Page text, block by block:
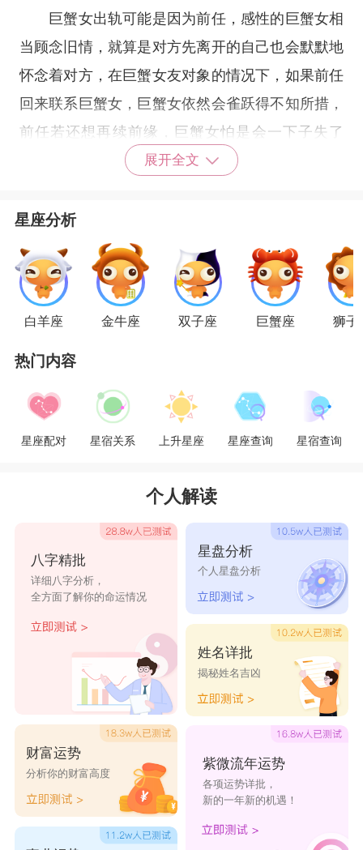
巨蟹女出轨可能是因为前任，感性的巨蟹女相
当顾念旧情，就算是对方先离开的自己也会默默地
怀念着对方，在巨蟹女友对象的情况下，如果前任
回来联系巨蟹女，巨蟹女依然会雀跃得不知所措，
前任若还想再续前缘，巨蟹女怕是会一下子失了
智，做出出轨的举动。
射手女对感情那是相当干脆直接，遇到喜欢的
人就去追，才不管那些条条框框，出轨对于射手女
来说并没有那么难，完全是凭着自己的感觉走的，
别人也没办法阻止得了射手女，也许如此随心所欲
才是射手。
星座乐原创文章，转载需注明出处
展开全文
星座分析
白羊座 金牛座 双子座 巨蟹座 狮子
热门内容
星座配对 星宿关系 上升星座 星座查询 星宿查询
个人解读
八字精批
详细八字分析，
全方面了解你的命运情况
财富运势
分析你的财富高度
星盘分析
个人星盘分析
姓名详批
揭秘姓名吉凶
紫微流年运势
各项运势详批，
新的一年新的机遇！